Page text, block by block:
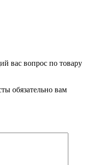
вас вопрос по товару
обязательно вам